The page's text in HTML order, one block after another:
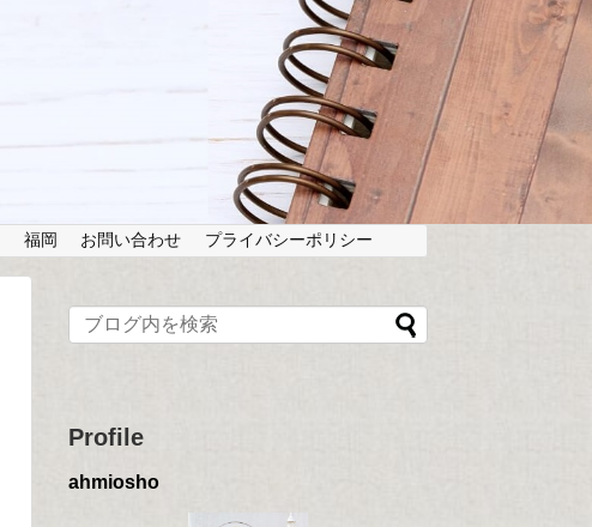
福岡 お問い合わせ プライバシーポリシー
Profile
ahmiosho